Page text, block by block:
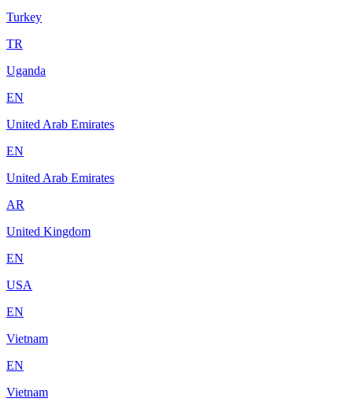
Turkey
TR
Uganda
EN
United Arab Emirates
EN
United Arab Emirates
AR
United Kingdom
EN
USA
EN
Vietnam
EN
Vietnam